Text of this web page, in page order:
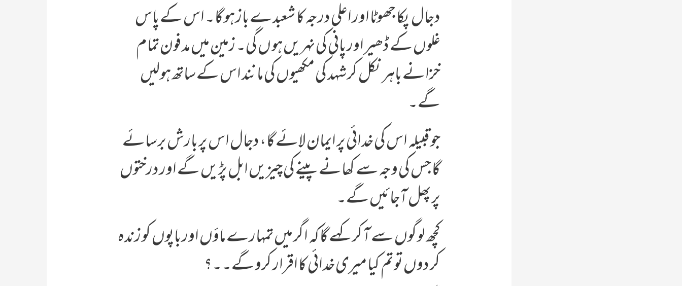
دجال پکا جھوٹا اور اعلی درجہ کا شعبدے باز ہو گا۔ اس کے پاس
غلوں کے ڈھیر اور پانی کی نہریں ہو ں گی۔ زمین میں مدفون تمام
خزانے باہر نکل کر شہد کی مکھیوں کی مانند اس کے ساتھ ہولیں
گے۔
جو قبیلہ اس کی خدائی پر ایمان لائے گا، دجال اس پر بارش برسائے
گا جس کی وجہ سے کھانے پینے کی چیزیں ابل پڑیں گے اور درختوں
پر پھل آجائیں گے۔
کچھ لوگوں سے آکر کہے گا کہ اگر میں تمہارے ماؤں اور باپوں کو زندہ
کر دوں تو تم کیا میری خدائی کا اقرار کرو گے۔۔؟